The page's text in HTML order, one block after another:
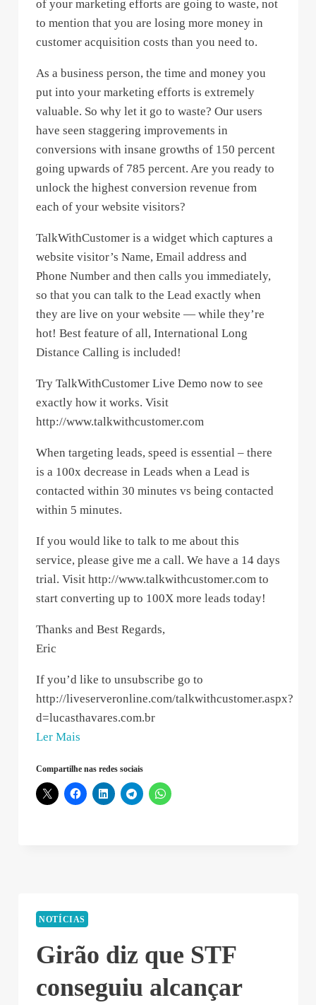
of your marketing efforts are going to waste, not
to mention that you are losing more money in
customer acquisition costs than you need to.
As a business person, the time and money you
put into your marketing efforts is extremely
valuable. So why let it go to waste? Our users
have seen staggering improvements in
conversions with insane growths of 150 percent
going upwards of 785 percent. Are you ready to
unlock the highest conversion revenue from
each of your website visitors?
TalkWithCustomer is a widget which captures a
website visitor’s Name, Email address and
Phone Number and then calls you immediately,
so that you can talk to the Lead exactly when
they are live on your website — while they’re
hot! Best feature of all, International Long
Distance Calling is included!
Try TalkWithCustomer Live Demo now to see
exactly how it works. Visit
http://www.talkwithcustomer.com
When targeting leads, speed is essential – there
is a 100x decrease in Leads when a Lead is
contacted within 30 minutes vs being contacted
within 5 minutes.
If you would like to talk to me about this
service, please give me a call. We have a 14 days
trial. Visit http://www.talkwithcustomer.com to
start converting up to 100X more leads today!
Thanks and Best Regards,
Eric
If you’d like to unsubscribe go to
http://liveserveronline.com/talkwithcustomer.aspx?
d=lucasthavares.com.br
Ler Mais
2019-
11-
Compartilhe nas redes sociais
NOTÍCIAS
Girão diz que STF
conseguiu alcançar